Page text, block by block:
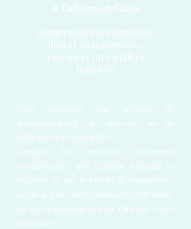
à Caluire-et-Cuire
Comprendre ses émotions,
libérer ce qui entrave,
retrouver un équilibre
intérieur
Vous traversez une période de
questionnement, de mal-être ou de
difficultés émotionnelles ?
Lorsque les émotions deviennent
envahissantes, que certains schémas se
répètent ou que le besoin de comprendre
ce qui se joue intérieurement se fait sentir,
un accompagnement peut être une étape
précieuse.